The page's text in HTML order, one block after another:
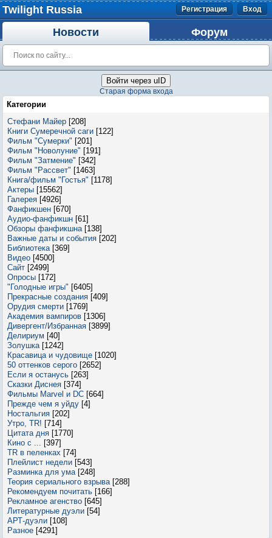
Twilight Russia Регистрация Вход
Новости Форум
Войти через uID
Старая форма входа
Категории
Стефани Майер [208]
Книги Сумеречной саги [122]
Фильм "Сумерки" [201]
Фильм "Новолуние" [191]
Фильм "Затмение" [342]
Фильм "Рассвет" [1463]
Книга/фильм "Гостья" [1178]
Актеры [15562]
Галерея [4926]
Фанфикшен [670]
Аудио-фанфикшн [61]
Обзоры фанфикшна [138]
Важные даты и события [202]
Библиотека [369]
Видео [4500]
Сайт [2499]
Опросы [172]
"Голодные игры" [6405]
Прекрасные создания [409]
Орудия смерти [1769]
Академия вампиров [1306]
Дивергент/Избранная [3899]
Делириум [40]
Золушка [1242]
Красавица и чудовище [1020]
50 оттенков серого [2652]
Если я останусь [263]
Сказки Диснея [374]
Фильмы Marvel и DC [664]
Прежде чем я уйду [4]
Ностальгия [202]
Утро, TR! [714]
Цитата дня [1770]
Кино с ... [397]
TR в пеленках [74]
Плейлист недели [543]
Разминка для ума [248]
Теория сериального взрыва [288]
Рекомендуем почитать [166]
Рекламное агенство [645]
Литературные дуэли [54]
АРТ-дуэли [108]
Разное [4291]